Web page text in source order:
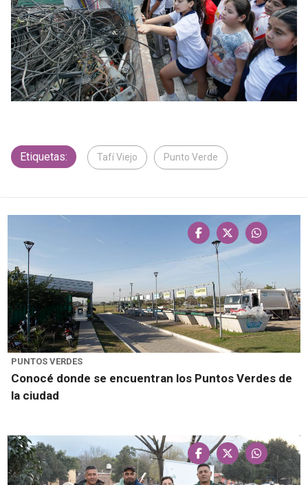
Etiquetas: Tafí Viejo Punto Verde
PUNTOS VERDES
Conocé donde se encuentran los Puntos Verdes de
la ciudad